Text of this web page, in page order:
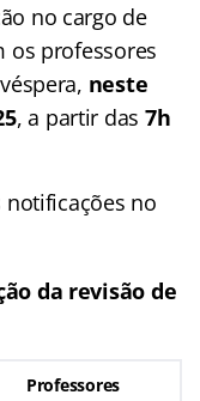
no cargo de
os professores
neste
, a partir das 7h
notificações no
da revisão de
Professores